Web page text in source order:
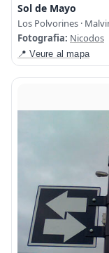
Sol de Mayo
Los Polvorines ·
Fotografia: Nicodos
📍 Veure al mapa